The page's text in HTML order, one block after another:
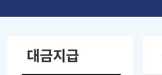
대금지급